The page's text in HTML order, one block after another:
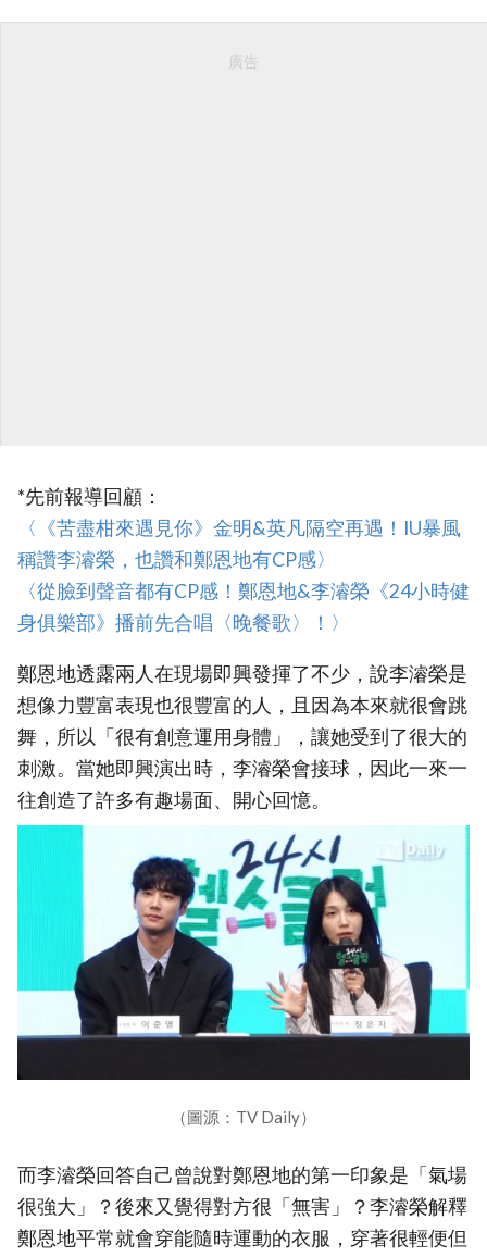
廣告
*先前報導回顧：
‎〈《苦盡柑來遇見你》金明&英凡隔空再遇！IU暴風
稱讚李濬榮，也讚和鄭恩地有CP感〉
‎〈從臉到聲音都有CP感！鄭恩地&李濬榮《24小時健
身俱樂部》播前先合唱〈晚餐歌〉！〉
鄭恩地透露兩人在現場即興發揮了不少，說李濬榮是
想像力豐富表現也很豐富的人，且因為本來就很會跳
舞，所以「很有創意運用身體」，讓她受到了很大的
刺激。當她即興演出時，李濬榮會接球，因此一來一
往創造了許多有趣場面、開心回憶。
（圖源：TV Daily）
而李濬榮回答自己曾說對鄭恩地的第一印象是「氣場
很強大」？後來又覺得對方很「無害」？李濬榮解釋
鄭恩地平常就會穿能隨時運動的衣服，穿著很輕便但